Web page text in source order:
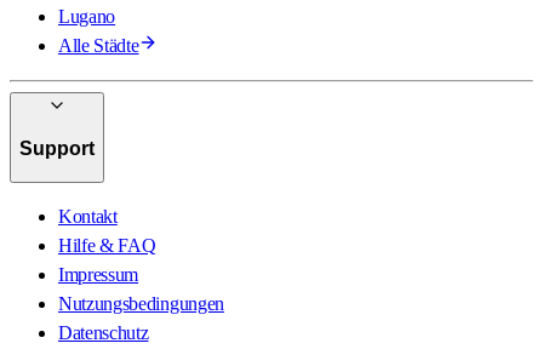
Lugano
Alle Städte
Support
Kontakt
Hilfe & FAQ
Impressum
Nutzungsbedingungen
Datenschutz